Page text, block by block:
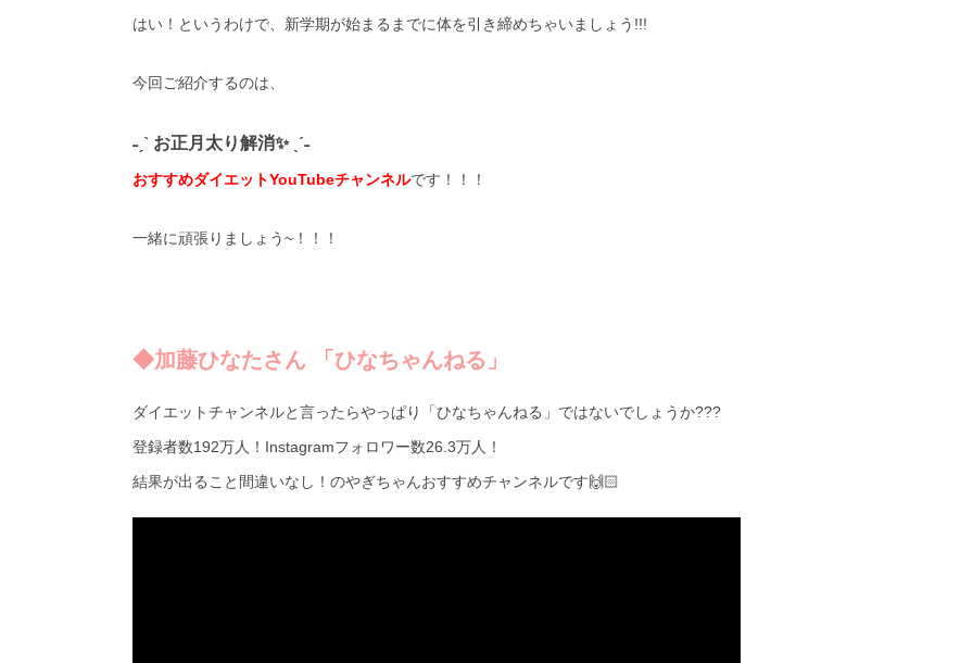
はい！というわけで、新学期が始まるまでに体を引き締めちゃいましょう!!!
今回ご紹介するのは、
˗ˏˋ お正月太り解消✨ ˎˊ˗
おすすめダイエットYouTubeチャンネルです！！！
一緒に頑張りましょう~！！！
◆加藤ひなたさん 「ひなちゃんねる」
ダイエットチャンネルと言ったらやっぱり「ひなちゃんねる」ではないでしょうか???
登録者数192万人！Instagramフォロワー数26.3万人！
結果が出ること間違いなし！のやぎちゃんおすすめチャンネルです🙌🏻